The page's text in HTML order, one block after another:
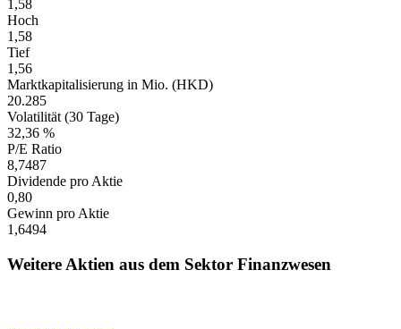
1,58
Hoch
1,58
Tief
1,56
Marktkapitalisierung in Mio. (HKD)
20.285
Volatilität (30 Tage)
32,36 %
P/E Ratio
8,7487
Dividende pro Aktie
0,80
Gewinn pro Aktie
1,6494
Weitere Aktien aus dem Sektor Finanzwesen